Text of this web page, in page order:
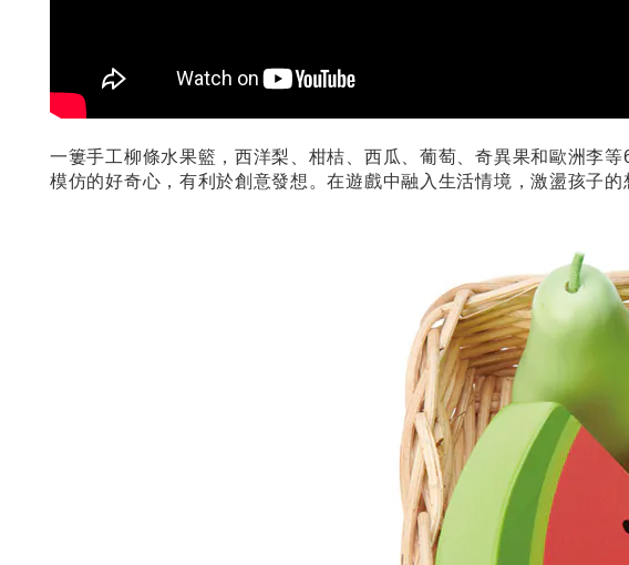
一簍手工柳條水果籃，西洋梨、柑桔、西瓜、葡萄、奇異果和歐洲李
模仿的好奇心，有利於創意發想。在遊戲中融入生活情境，激盪孩子